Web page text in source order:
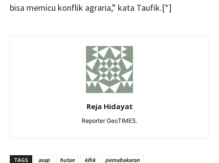
bisa memicu konflik agraria,” kata Taufik.[*]
Reja Hidayat
Reporter GeoTIMES.
TAGS asap hutan klhk pemabakaran